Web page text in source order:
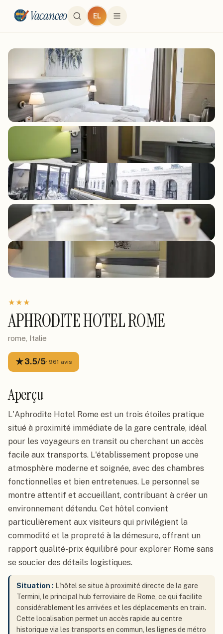
Vacanceo EL
★★★
APHRODITE HOTEL ROME
rome, Italie
★3.5/5· 961 avis
Aperçu
L'Aphrodite Hotel Rome est un trois étoiles pratique
situé à proximité immédiate de la gare centrale, idéal
pour les voyageurs en transit ou cherchant un accès
facile aux transports. L'établissement propose une
atmosphère moderne et soignée, avec des chambres
fonctionnelles et bien entretenues. Le personnel se
montre attentif et accueillant, contribuant à créer un
environnement détendu. Cet hôtel convient
particulièrement aux visiteurs qui privilégient la
commodité et la propreté à la démesure, offrant un
rapport qualité-prix équilibré pour explorer Rome sans
se soucier des détails logistiques.
Situation : L'hôtel se situe à proximité directe de la gare
Termini, le principal hub ferroviaire de Rome, ce qui facilite
considérablement les arrivées et les déplacements en train.
Cette localisation permet un accès rapide au centre
historique via les transports en commun, les lignes de métro